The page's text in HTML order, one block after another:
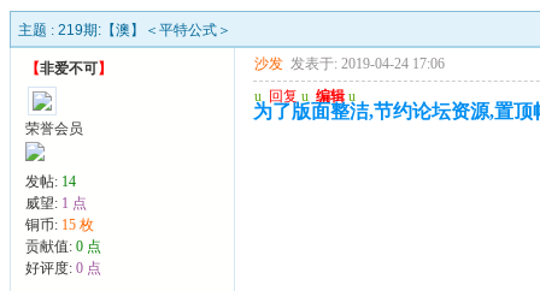
主题 : 219期:【澳】＜平特公式＞
【非爱不可】
荣誉会员
发帖: 14
威望: 1 点
铜币: 15 枚
贡献值: 0 点
好评度: 0 点
沙发 发表于: 2019-04-24 17:06
u 回复 u 编辑 u
为了版面整洁,节约论坛资源,置